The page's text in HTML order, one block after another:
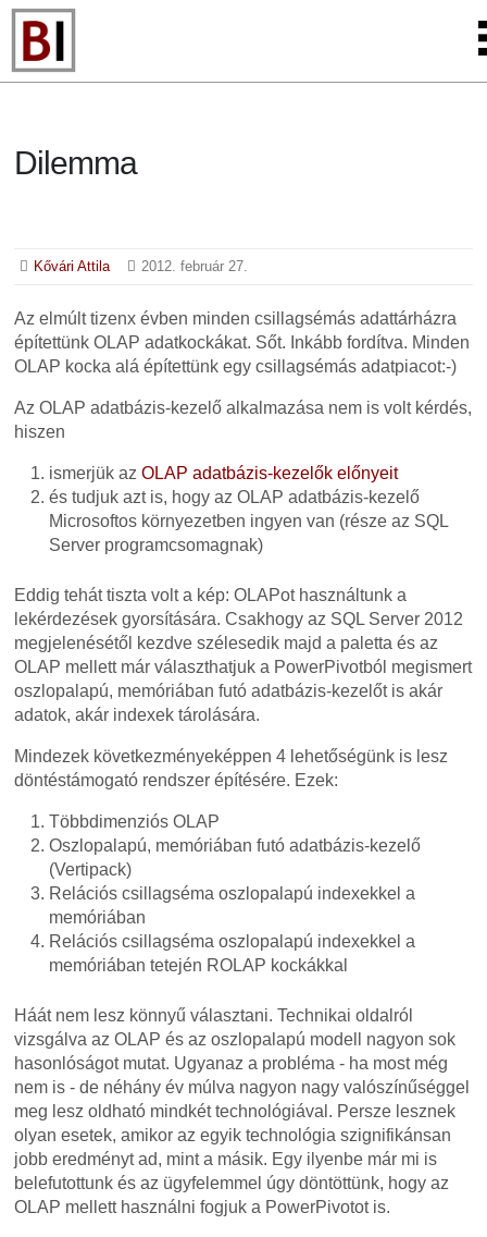
Dilemma
Kővári Attila 2012. február 27.
Az elmúlt tizenx évben minden csillagsémás adattárházra
építettünk OLAP adatkockákat. Sőt. Inkább fordítva. Minden
OLAP kocka alá építettünk egy csillagsémás adatpiacot:-)
Az OLAP adatbázis-kezelő alkalmazása nem is volt kérdés,
hiszen
ismerjük azOLAP adatbázis-kezelők előnyeit
és tudjuk azt is, hogy az OLAP adatbázis-kezelő
Microsoftos környezetben ingyen van (része az SQL
Server programcsomagnak)
Eddig tehát tiszta volt a kép: OLAPot használtunk a
lekérdezések gyorsítására. Csakhogy az SQL Server 2012
megjelenésétől kezdve szélesedik majd a paletta és az
OLAP mellett már választhatjuk a PowerPivotból megismert
oszlopalapú, memóriában futó adatbázis-kezelőt is akár
adatok, akár indexek tárolására.
Mindezek következményeképpen 4 lehetőségünk is lesz
döntéstámogató rendszer építésére. Ezek:
Többdimenziós OLAP
Oszlopalapú, memóriában futó adatbázis-kezelő
(Vertipack)
Relációs csillagséma oszlopalapú indexekkel a
memóriában
Relációs csillagséma oszlopalapú indexekkel a
memóriában tetején ROLAP kockákkal
Háát nem lesz könnyű választani. Technikai oldalról
vizsgálva az OLAP és az oszlopalapú modell nagyon sok
hasonlóságot mutat. Ugyanaz a probléma - ha most még
nem is - de néhány év múlva nagyon nagy valószínűséggel
meg lesz oldható mindkét technológiával. Persze lesznek
olyan esetek, amikor az egyik technológia szignifikánsan
jobb eredményt ad, mint a másik. Egy ilyenbe már mi is
belefutottunk és az ügyfelemmel úgy döntöttünk, hogy az
OLAP mellett használni fogjuk a PowerPivotot is.